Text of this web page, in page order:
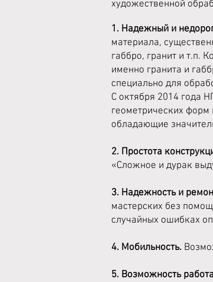
художественной
1. Надежный и
материала,
габбро, гранит и т.п.
именно гранита и
специально для
С октября 2014 года
геометрических форм
обладающие
2. Простота
«Сложное и дурак
3. Надежность и
мастерских без
случайных ошибках
4. Мобильность.
5. Возможность